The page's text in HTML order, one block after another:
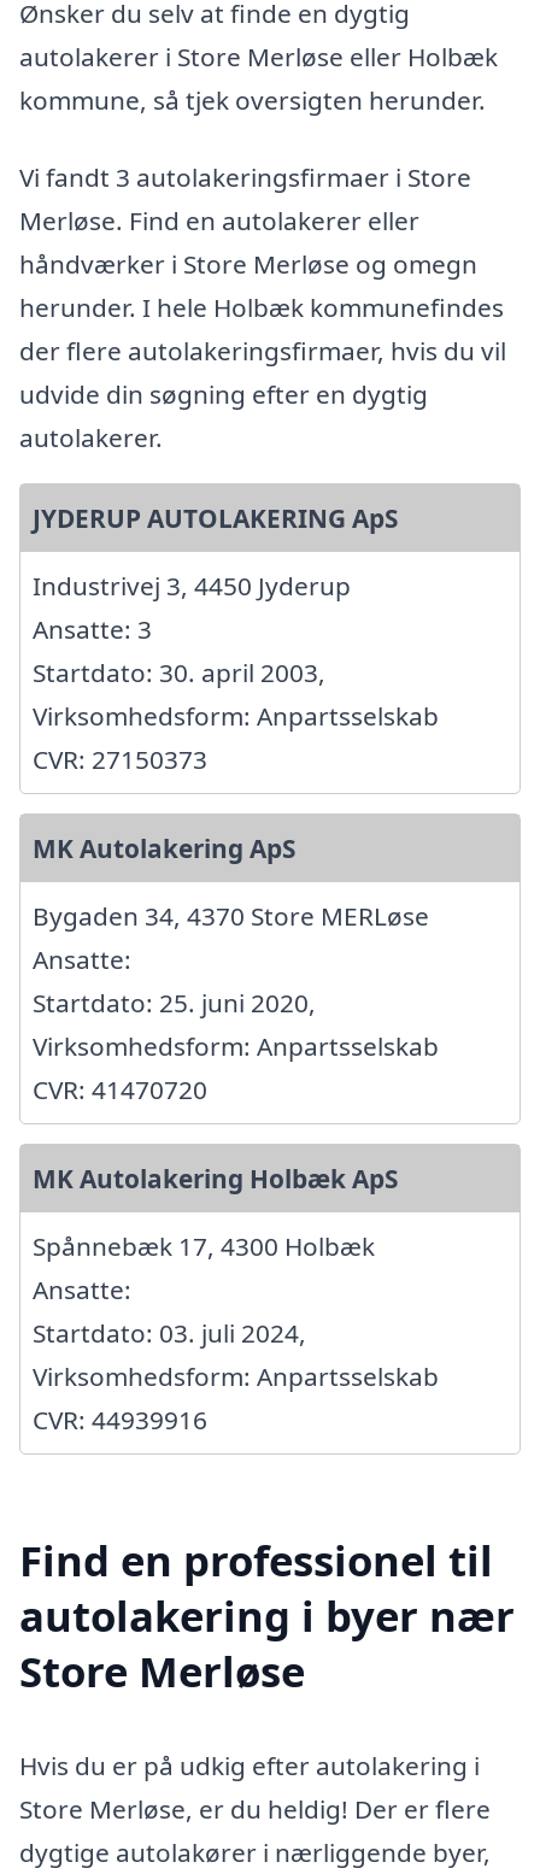
Ønsker du selv at finde en dygtig
autolakerer i Store Merløse eller Holbæk
kommune, så tjek oversigten herunder.
Vi fandt 3 autolakeringsfirmaer i Store
Merløse. Find en autolakerer eller
håndværker i Store Merløse og omegn
herunder. I hele Holbæk kommunefindes
der flere autolakeringsfirmaer, hvis du vil
udvide din søgning efter en dygtig
autolakerer.
JYDERUP AUTOLAKERING ApS
Industrivej 3, 4450 Jyderup
Ansatte: 3
Startdato: 30. april 2003,
Virksomhedsform: Anpartsselskab
CVR: 27150373
MK Autolakering ApS
Bygaden 34, 4370 Store MERLøse
Ansatte:
Startdato: 25. juni 2020,
Virksomhedsform: Anpartsselskab
CVR: 41470720
MK Autolakering Holbæk ApS
Spånnebæk 17, 4300 Holbæk
Ansatte:
Startdato: 03. juli 2024,
Virksomhedsform: Anpartsselskab
CVR: 44939916
Find en professionel til
autolakering i byer nær
Store Merløse
Hvis du er på udkig efter autolakering i
Store Merløse, er du heldig! Der er flere
dygtige autolakører i nærliggende byer,